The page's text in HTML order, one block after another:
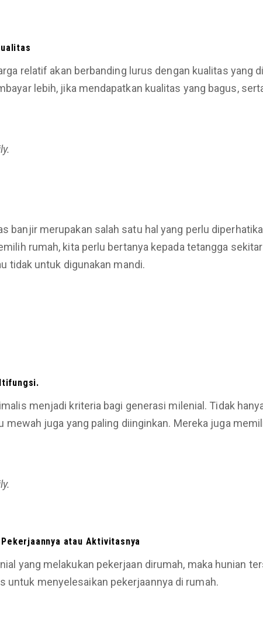
relatif akan berbanding lurus dengan kualitas yang
lebih, jika mendapatkan kualitas yang bagus,
banjir merupakan salah satu hal yang perlu
rumah, kita perlu bertanya kepada tetangga
tidak untuk digunakan mandi.
menjadi kriteria bagi generasi milenial. Tidak
mewah juga yang paling diinginkan. Mereka juga
Pekerjaannya atau Aktivitasnya
yang melakukan pekerjaan dirumah, maka hunian
untuk menyelesaikan pekerjaannya di rumah.